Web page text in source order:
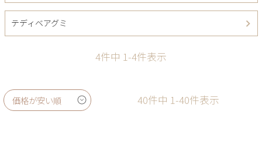
テディベアグミ
4件中 1-4件表示
価格が安い順 40件中 1-40件表示